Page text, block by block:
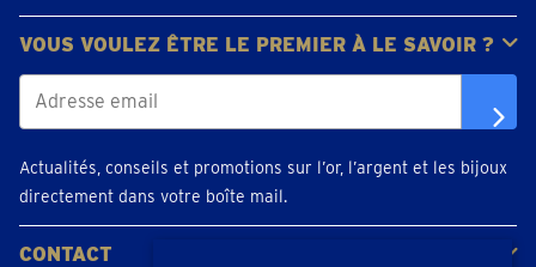
Bijoux en or
Pièces d'or
Lingots d'or
VOUS VOULEZ ÊTRE LE PREMIER À LE SAVOIR ?
Actualités, conseils et promotions sur l’or, l’argent et les bijoux
directement dans votre boîte mail.
CONTACT